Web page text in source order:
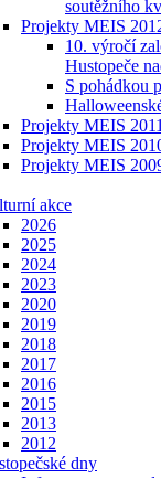
soutěžního
Projekty MEIS
10. výročí
Hustopeče
S pohádkou
Projekty MEIS 2011
Projekty MEIS
Projekty MEIS
akce
2026
2025
2024
2023
2020
2019
2018
2017
2016
2015
2013
2012
dny